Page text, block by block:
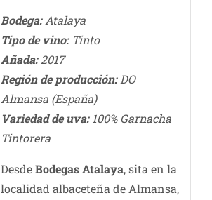
Bodega:Atalaya
Tipo de vino:Tinto
Añada:2017
Región de producción:DO
Almansa (España)
Variedad de uva:100% Garnacha
Tintorera
DesdeBodegas Atalaya, sita en la
localidad albaceteña de Almansa,